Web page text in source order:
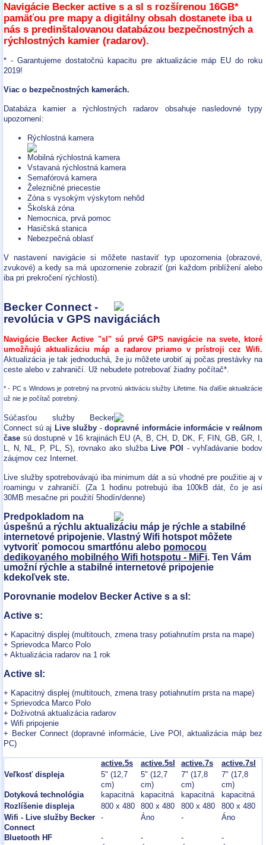
Navigácie Becker active s a sl s rozšírenou 16GB*
pamäťou pre mapy a digitálny obsah dostanete iba u
nás s predinštalovanou databázou bezpečnostných a
rýchlostných kamier (radarov).
* - Garantujeme dostatočnú kapacitu pre aktualizácie máp EU do roku
2019!
Viac o bezpečnostných kamerách.
Databáza kamier a rýchlostných radarov obsahuje nasledovné typy
upozornení:
Rýchlostná kamera
Mobilná rýchlostná kamera
Vstavaná rýchlostná kamera
Semafórová kamera
Železničné priecestie
Zóna s vysokým výskytom nehôd
Školská zóna
Nemocnica, prvá pomoc
Hasičská stanica
Nebezpečná oblasť
V nastavení navigácie si môžete nastaviť typ upozornenia (obrazové,
zvukové) a kedy sa má upozornenie zobraziť (pri každom priblížení alebo
iba pri prekročení rýchlosti).
Becker Connect -
revolúcia v GPS navigáciách
Navigácie Becker Active "sl" sú prvé GPS navigácie na svete, ktoré
umožňujú aktualizáciu máp a radarov priamo v prístroji cez Wifi.
Aktualizácia je tak jednoduchá, že ju môžete urobiť aj počas prestávky na
ceste alebo v zahraničí. Už nebudete potrebovať žiadny počítač*.
* - PC s Windows je potrebný na prvotnú aktiváciu služby Lifetime. Na ďalšie aktualizácie
už nie je počítač potrebný.
Súčasťou služby Becker
Connect sú aj Live služby - dopravné informácie informácie v reálnom
čase sú dostupné v 16 krajinách EU (A, B, CH, D, DK, F, FIN, GB, GR, I,
L, N, NL, P, PL, S), rovnako ako služba Live POI
- vyhľadávanie bodov
záujmov cez Internet.
Live služby spotrebovávajú iba minimum dát a sú vhodné pre použitie aj v
roamingu v zahraničí. (Za 1 hodinu potrebujú iba 100kB dát, čo je asi
30MB mesačne pri použití 5hodín/denne)
Predpokladom na
úspešnú a rýchlu aktualizáciu máp je rýchle a stabilné
internetové pripojenie. Vlastný Wifi hotspot môžete
vytvoriť pomocou smartfónu alebo pomocou
dedikovaného mobilného Wifi hotspotu - MiFi. Ten Vám
umožní rýchle a stabilné internetové pripojenie
kdekoľvek ste.
Porovnanie modelov Becker Active s a sl:
Active s:
+ Kapacitný displej (multitouch, zmena trasy potiahnutím prsta na mape)
+ Sprievodca Marco Polo
+ Aktualizácia radarov na 1 rok
Active sl:
+ Kapacitný displej (multitouch, zmena trasy potiahnutím prsta na mape)
+ Sprievodca Marco Polo
+ Doživotná aktualizácia radarov
+ Wifi pripojenie
+ Becker Connect (dopravné informácie, Live POI, aktualizácia máp bez
PC)
active.5s active.5sl active.7s
active.7sl
Veľkosť displeja
5" (12,7
cm)
5" (12,7
cm)
7" (17,8
cm)
7" (17,8
cm)
Dotyková technológia
kapacitná kapacitná kapacitná
kapacitná
Rozlíšenie displeja
800 x 480 800 x 480 800 x 480
800 x 480
Wifi - Live služby Becker
Connect
- Áno - Áno
Bluetooth HF - - -
-